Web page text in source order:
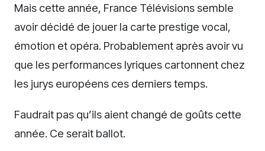
Mais cette année, France Télévisions semble
avoir décidé de jouer la carte prestige vocal,
émotion et opéra. Probablement après avoir vu
que les performances lyriques cartonnent chez
les jurys européens ces derniers temps.
Faudrait pas qu’ils aient changé de goûts cette
année. Ce serait ballot.